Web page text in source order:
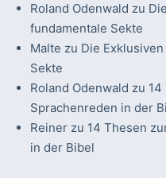
Roland Odenwald zu
fundamentale Sekte
Malte zu Die
Sekte
Roland Odenwald zu 14
Sprachenreden in der
Reinerzu 14 Thesen
in der Bibel